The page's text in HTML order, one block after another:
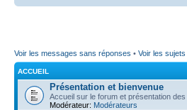
Voir les messages sans réponses • Voir les
ACCUEIL
Présentation et bienvenue
Accueil sur le forum et présentation des
Modérateur: Modérateurs